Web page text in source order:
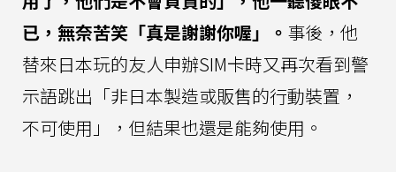
已，無奈苦笑「真是謝謝你喔」。 事後，他
替來日本玩的友人申辦SIM卡時又再次看到警
示語跳出「非日本製造或販售的行動裝置，
不可使用」，但結果也還是能夠使用。